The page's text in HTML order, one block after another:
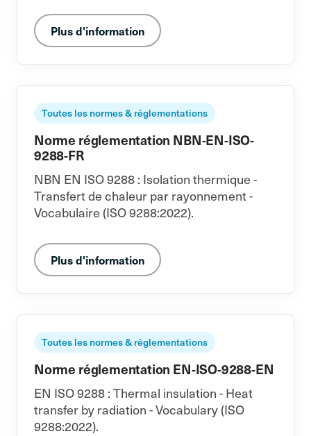
Plus d'information
Toutes les normes & réglementations
Norme réglementation NBN-EN-ISO-
9288-FR
NBN EN ISO 9288 : Isolation thermique -
Transfert de chaleur par rayonnement -
Vocabulaire (ISO 9288:2022).
Plus d'information
Toutes les normes & réglementations
Norme réglementation EN-ISO-9288-EN
EN ISO 9288 : Thermal insulation - Heat
transfer by radiation - Vocabulary (ISO
9288:2022).